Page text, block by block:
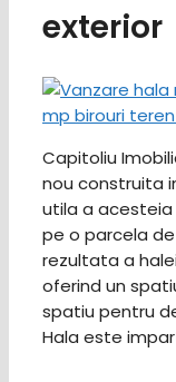
exterior
Capitoliu
nou construita
utila a acesteia
pe o parcela
rezultata a
oferind un
spatiu pentru
Hala este